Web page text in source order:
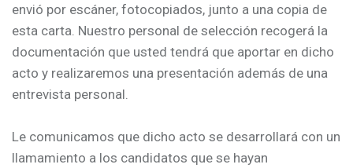
envió por escáner, fotocopiados, junto a una copia de
esta carta. Nuestro personal de selección recogerá la
documentación que usted tendrá que aportar en dicho
acto y realizaremos una presentación además de una
entrevista personal.
Le comunicamos que dicho acto se desarrollará con un
llamamiento a los candidatos que se hayan